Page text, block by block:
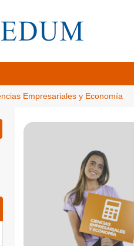
Empresariales y Economía